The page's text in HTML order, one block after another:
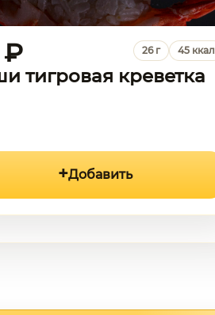
₽ 26 г 45 ккал
тигровая креветка
Добавить